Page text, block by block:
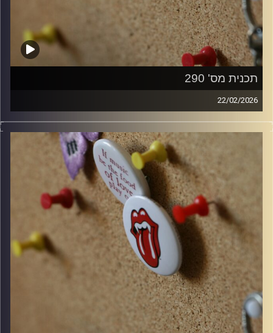
תכנית מס' 290
22/02/2026
קלאסיקות רוק עם אורן הוף.
włodi